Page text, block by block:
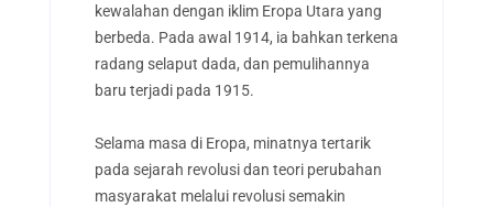
kewalahan dengan iklim Eropa Utara yang
berbeda. Pada awal 1914, ia bahkan terkena
radang selaput dada, dan pemulihannya
baru terjadi pada 1915.
Selama masa di Eropa, minatnya tertarik
pada sejarah revolusi dan teori perubahan
masyarakat melalui revolusi semakin